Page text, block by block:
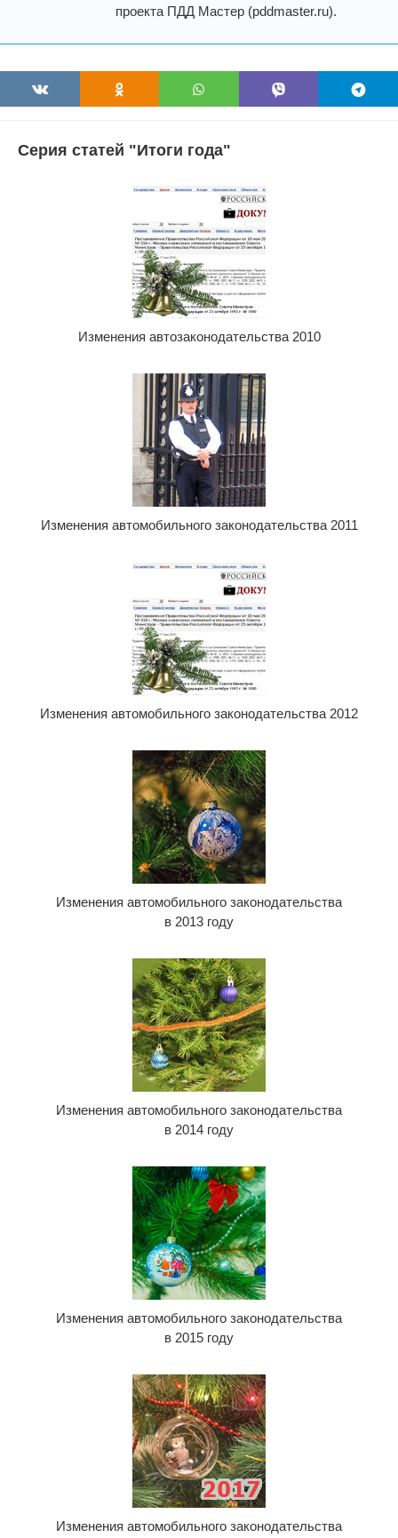
проекта ПДД Мастер (pddmaster.ru).
Серия статей "Итоги года"
Изменения автозаконодательства 2010
Изменения автомобильного законодательства 2011
Изменения автомобильного законодательства 2012
Изменения автомобильного законодательства
в 2013 году
Изменения автомобильного законодательства
в 2014 году
Изменения автомобильного законодательства
в 2015 году
Изменения автомобильного законодательства